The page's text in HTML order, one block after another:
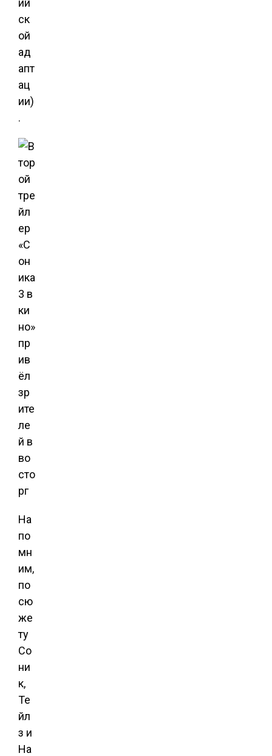
ий
ск
ой
ад
апт
ац
ии)
.
На
по
мн
им,
по
сю
же
ту
Со
ни
к,
Те
йл
з и
На